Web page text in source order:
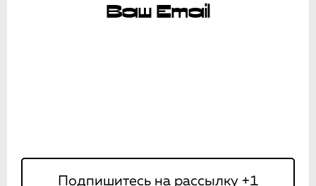
Ваш Email